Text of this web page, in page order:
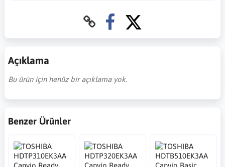
Açıklama
Bu ürün için henüz bir açıklama yok.
Benzer Ürünler